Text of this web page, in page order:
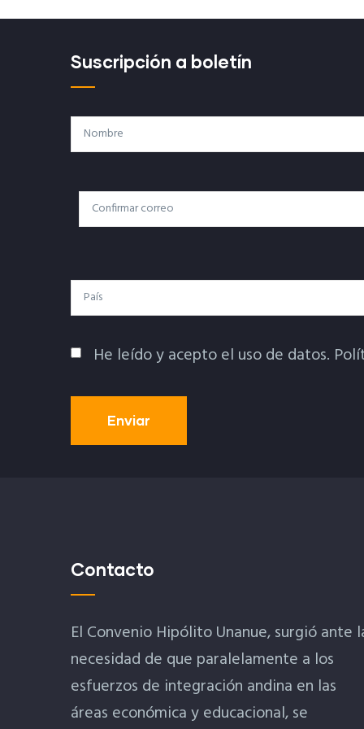
Suscripción a boletín
Nombre
Correo
Electrónico
Correo Electrónico
País
Política De Privacidad
He leído y acepto el uso de datos.
Contacto
El Convenio Hipólito Unanue, surgió ante
necesidad de que paralelamente a los
esfuerzos de integración andina en las
áreas económica y educacional, se